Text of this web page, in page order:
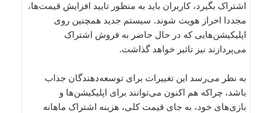
اشتراک بگیرد، کاربران باید به منظور تایید افزایش قیمت‌ها،
مجددا احراز هویت شوند. سیستم جدید همچنین روی
اپلیکیشن‌هایی که در حال حاضر به فروش اشتراک
می‌پردازند نیز تاثیر خواهد گذاشت.
به نظر می‌رسد این تغییرات برای توسعه‌دهندگان جذاب
باشد، چراکه هم اکنون می‌توانند برای اپلیکیشن‌ها و
بازی‌های خود، به جای قیمت کلی، هزینه اشتراک ماهانه